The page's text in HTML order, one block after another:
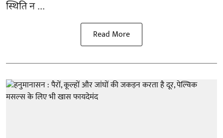
स्थिति न ...
Read More